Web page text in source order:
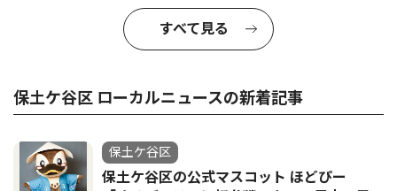
すべて見る
保土ケ谷区 ローカルニュースの新着記事
保土ケ谷区
保土ケ谷区の公式マスコット ほどぴー